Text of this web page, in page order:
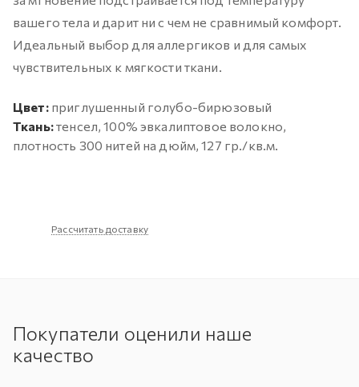
вашего тела и дарит ни с чем не сравнимый комфорт.
Идеальный выбор для аллергиков и для самых
чувствительных к мягкости ткани.
Цвет: приглушенный голубо-бирюзовый
Ткань:тенсел, 100% эвкалиптовое волокно,
плотность 300 нитей на дюйм, 127 гр./кв.м.
Рассчитать доставку
Покупатели оценили наше
качество